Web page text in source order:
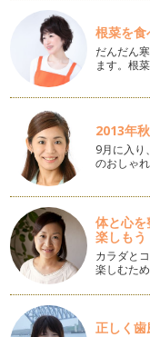
キッズパーティのア
５月５日は「こども
兜」と「鯉のぼり」
キッズパーティの
４月からスタートし
「Kid…
子どもと楽しむパー
小さい頃から、自分
父母や両親である私
キッズパーティのア
お誕生会を開くと決
状作…
キッズパーティのア
春が待ち遠しい今日
ンで…
根菜を食
だんだん
ます。根
2013年
9月に入り
のおしゃ
体と心
楽しもう
カラダと
楽しむた
正しく歯